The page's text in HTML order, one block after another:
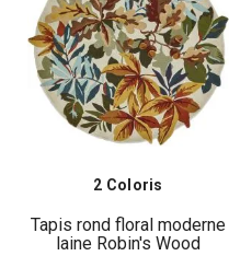
2 Coloris
Tapis rond floral moderne
laine Robin's Wood